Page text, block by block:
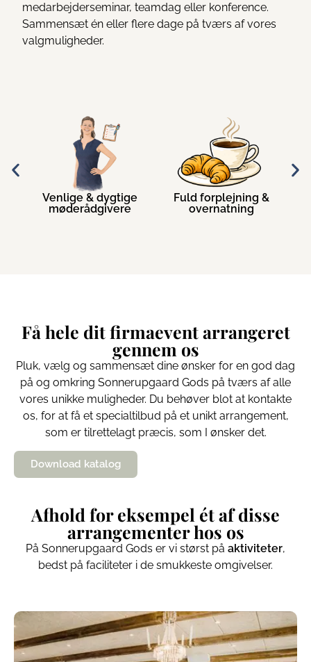
medarbejderseminar, teamdag eller konference.
Sammensæt én eller flere dage på tværs af vores
valgmuligheder.
Venlige & dygtige
møderådgivere
Fuld forplejning &
overnatning
Få hele dit firmaevent arrangeret
gennem os​
Pluk, vælg og sammensæt dine ønsker for en god dag
på og omkring Sonnerupgaard Gods på tværs af alle
vores unikke muligheder. Du behøver blot at kontakte
os, for at få et specialtilbud på et unikt arrangement,
som er tilrettelagt præcis, som I ønsker det.
Download katalog
Afhold for eksempel ét af disse
arrangementer hos os
På Sonnerupgaard Gods er vi størst på aktiviteter,
bedst på faciliteter i de smukkeste omgivelser.